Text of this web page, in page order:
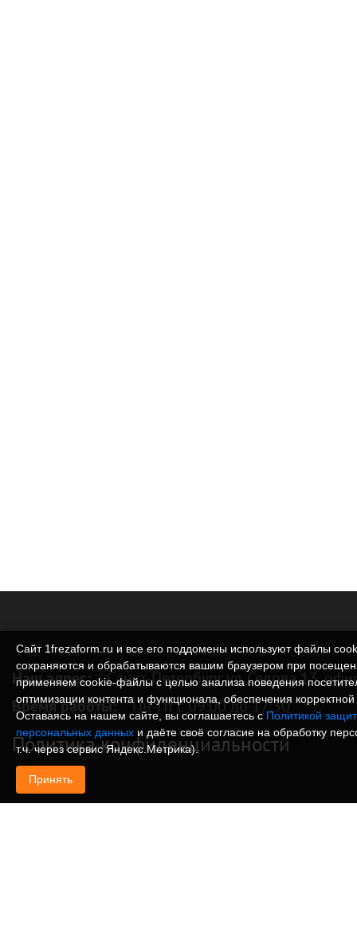
Наш адрес: Санкт-Петербург ул. Седова 13,
Время работы: Пн-Пт с 09:00 до 17:30
Политика конфиденциальности
Сайт 1frezaform.ru и все его поддомены используют файлы
сохраняются и обрабатываются вашим браузером при
применяем cookie‑файлы с целью анализа поведения
оптимизации контента и функционала, обеспечения
Оставаясь на нашем сайте, вы соглашаетесь с Политикой
персональных данных и даёте своё согласие на обработку
т.ч. через сервис Яндекс.Метрика).
Принять